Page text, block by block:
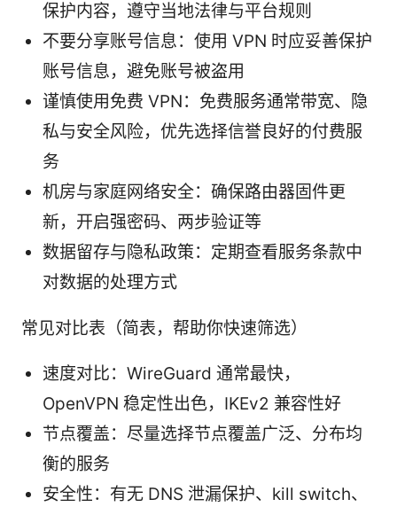
保护内容，遵守当地法律与平台规则
不要分享账号信息：使用 VPN 时应妥善保护
账号信息，避免账号被盗用
谨慎使用免费 VPN：免费服务通常带宽、隐
私与安全风险，优先选择信誉良好的付费服
务
机房与家庭网络安全：确保路由器固件更
新，开启强密码、两步验证等
数据留存与隐私政策：定期查看服务条款中
对数据的处理方式
常见对比表（简表，帮助你快速筛选）
速度对比：WireGuard 通常最快，
OpenVPN 稳定性出色，IKEv2 兼容性好
节点覆盖：尽量选择节点覆盖广泛、分布均
衡的服务
安全性：有无 DNS 泄漏保护、kill switch、